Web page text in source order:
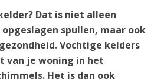
Dat is niet alleen
spullen, maar ook
Vochtige kelders
van je woning in het
Het is dan ook